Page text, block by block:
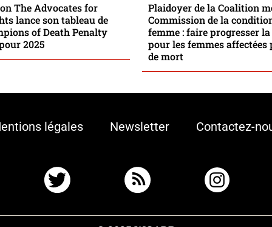
The Advocates for
lance son tableau de
of Death Penalty
2025
Plaidoyer de la Coalition
Commission de la
femme : faire progresser
pour les femmes affectées
de mort
légales Newsletter Contactez-